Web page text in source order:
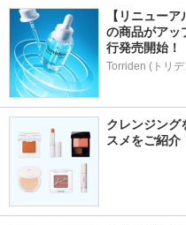
【リニュー
の商品がアッ
行発売開始！
Torriden (トリ
クレンジング
スメをご紹介